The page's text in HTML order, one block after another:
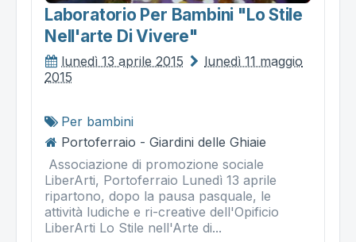
Laboratorio Per Bambini "lo Stile
Nell'arte Di Vivere"
lunedì 13 aprile 2015
lunedì 11 maggio
2015
Per bambini
Portoferraio - Giardini delle Ghiaie
Associazione di promozione sociale
LiberArti, Portoferraio Lunedì 13 aprile
ripartono, dopo la pausa pasquale, le
attività ludiche e ri-creative dell'Opificio
LiberArti Lo Stile nell'Arte di...